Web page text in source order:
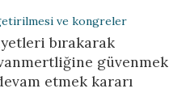
ve kongreler
bırakarak
güvenmek
etmek kararı